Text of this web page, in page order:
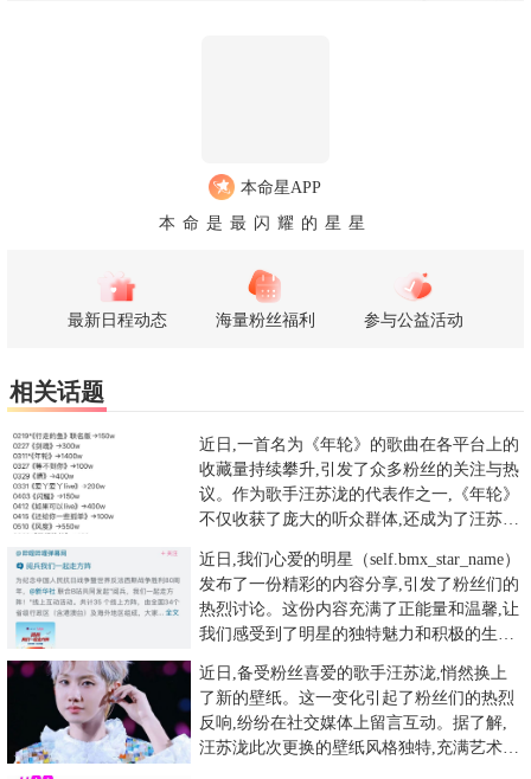
本命星APP
本命是最闪耀的星星
最新日程动态 海量粉丝福利 参与公益活动
相关话题
近日,一首名为《年轮》的歌曲在各平台上的
收藏量持续攀升,引发了众多粉丝的关注与热
议。作为歌手汪苏泷的代表作之一,《年轮》
不仅收获了庞大的听众群体,还成为了汪苏泷
近日,我们心爱的明星（self.bmx_star_name）
发布了一份精彩的内容分享,引发了粉丝们的
热烈讨论。这份内容充满了正能量和温馨,让
我们感受到了明星的独特魅力和积极的生活
近日,备受粉丝喜爱的歌手汪苏泷,悄然换上
了新的壁纸。这一变化引起了粉丝们的热烈
反响,纷纷在社交媒体上留言互动。据了解,
汪苏泷此次更换的壁纸风格独特,充满艺术气